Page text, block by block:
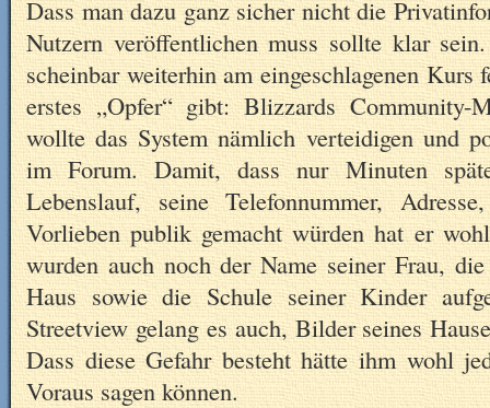
Dass man dazu ganz sicher nicht die
Nutzern veröffentlichen muss sollte klar
scheinbar weiterhin am eingeschlagenen Kurs
erstes „Opfer“ gibt: Blizzards Community-
wollte das System nämlich verteidigen und
im Forum. Damit, dass nur Minuten
Lebenslauf, seine Telefonnummer,
Vorlieben publik gemacht würden hat er
wurden auch noch der Name seiner Frau,
Haus sowie die Schule seiner Kinder
Streetview gelang es auch, Bilder seines
Dass diese Gefahr besteht hätte ihm wohl
Voraus sagen können.